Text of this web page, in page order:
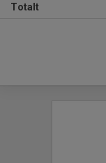
Totalt